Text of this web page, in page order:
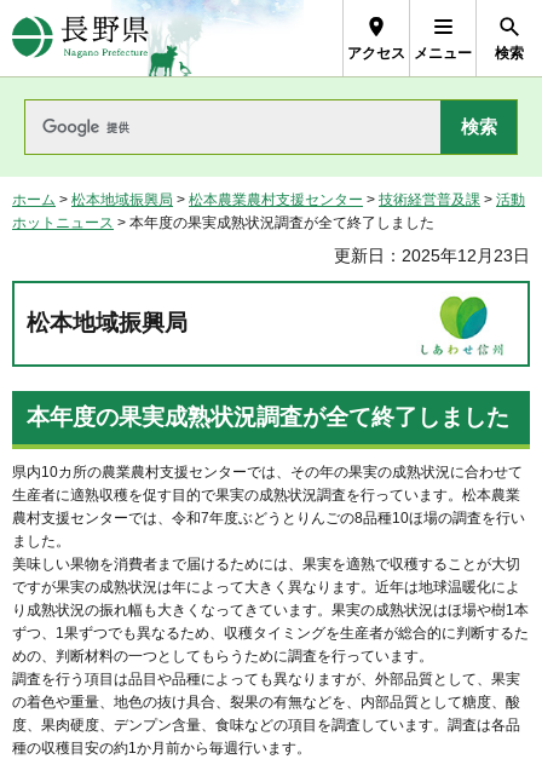
長野県Nagano Prefecture
アクセス メニュー 検索
ホーム > 松本地域振興局 > 松本農業農村支援センター > 技術経営普及課 > 活動
ホットニュース > 本年度の果実成熟状況調査が全て終了しました
更新日：2025年12月23日
松本地域振興局
本年度の果実成熟状況調査が全て終了しました
県内10カ所の農業農村支援センターでは、その年の果実の成熟状況に合わせて
生産者に適熟収穫を促す目的で果実の成熟状況調査を行っています。松本農業
農村支援センターでは、令和7年度ぶどうとりんごの8品種10ほ場の調査を行い
ました。
美味しい果物を消費者まで届けるためには、果実を適熟で収穫することが大切
ですが果実の成熟状況は年によって大きく異なります。近年は地球温暖化によ
り成熟状況の振れ幅も大きくなってきています。果実の成熟状況はほ場や樹1本
ずつ、1果ずつでも異なるため、収穫タイミングを生産者が総合的に判断するた
めの、判断材料の一つとしてもらうために調査を行っています。
調査を行う項目は品目や品種によっても異なりますが、外部品質として、果実
の着色や重量、地色の抜け具合、裂果の有無などを、内部品質として糖度、酸
度、果肉硬度、デンプン含量、食味などの項目を調査しています。調査は各品
種の収穫目安の約1か月前から毎週行います。